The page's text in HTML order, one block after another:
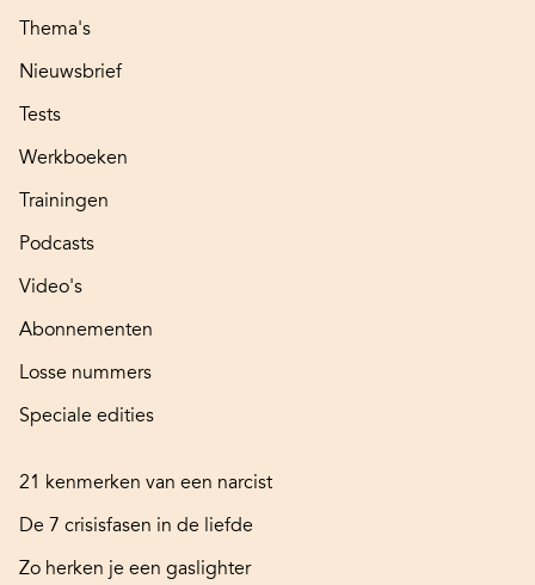
Thema's
Nieuwsbrief
Tests
Werkboeken
Trainingen
Podcasts
Video's
Abonnementen
Losse nummers
Speciale edities
21 kenmerken van een narcist
De 7 crisisfasen in de liefde
Zo herken je een gaslighter